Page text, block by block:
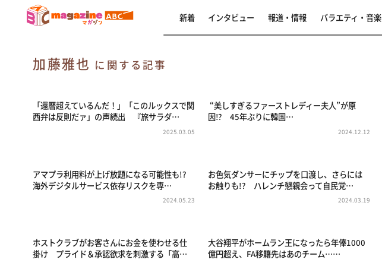
新着 インタビュー 報道・情報 バラエティ・音楽
加藤雅也 に関する記事
「還暦超えているんだ！」「このルックスで関
西弁は反則だァ」の声続出 『旅サラダ…
2025.03.05
“美しすぎるファーストレディー夫人”が原
因⁉ 45年ぶりに韓国…
2024.12.12
アマプラ利用料が上げ放題になる可能性も!?
海外デジタルサービス依存リスクを専…
2024.05.23
お色気ダンサーにチップを口渡し、さらには
お触りも!? ハレンチ懇親会って自民党…
2024.03.19
ホストクラブがお客さんにお金を使わせる仕
掛け プライド＆承認欲求を刺激する「高…
大谷翔平がホームラン王になったら年俸1000
億円超え、FA移籍先はあのチーム……